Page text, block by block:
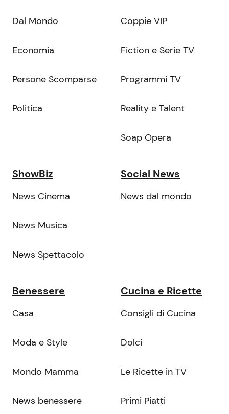
Dal Mondo
Economia
Persone Scomparse
Politica
Coppie VIP
Fiction e Serie TV
Programmi TV
Reality e Talent
Soap Opera
ShowBiz
News Cinema
News Musica
News Spettacolo
Social News
News dal mondo
Benessere
Casa
Moda e Style
Mondo Mamma
News benessere
Cucina e Ricette
Consigli di Cucina
Dolci
Le Ricette in TV
Primi Piatti